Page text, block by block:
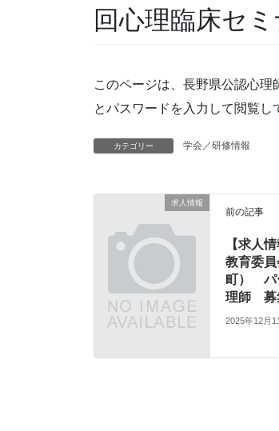
回心理臨床セミ
このページは、長野県公認心
とパスワードを入力して閲覧し
カテゴリー 学会／研修情報
求人情報
前の記事
【求人
教育委員
町） パ
理師 募
2025年12月